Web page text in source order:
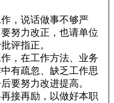
，说话做事不够严
努力改正，也请单位
评指正。
，在工作方法、业务
有疏忽、缺乏工作思
要努力改进提高。
接再励，以做好本职